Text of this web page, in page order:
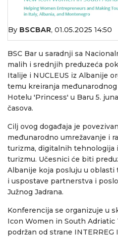
By BSCBAR, 01.05.2025 14:50
BSC Bar u saradnji sa
malih i srednjih preduzeća
Italije i NUCLEUS iz Albanije
temu kreiranja međunarodnog
Hotelu 'Princess' u Baru 5.
časova.
Cilj ovog događaja je
međunarodno umrežavanje i
turizma, digitalnih tehnologija
turizmu. Učesnici će biti
Albanije koja posluju u oblasti
i uspostave partnerstva i
Južnog Jadrana.
Konferencija se organizuje u
Icon Women in South
podržan od strane INTERREG